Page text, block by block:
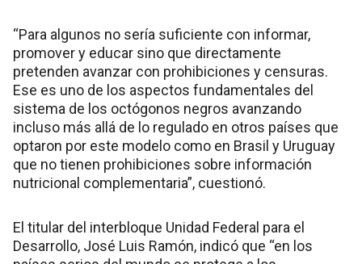
“Para algunos no sería suficiente con informar,
promover y educar sino que directamente
pretenden avanzar con prohibiciones y censuras.
Ese es uno de los aspectos fundamentales del
sistema de los octógonos negros avanzando
incluso más allá de lo regulado en otros países que
optaron por este modelo como en Brasil y Uruguay
que no tienen prohibiciones sobre información
nutricional complementaria”, cuestionó.
El titular del interbloque Unidad Federal para el
Desarrollo, José Luis Ramón, indicó que “en los